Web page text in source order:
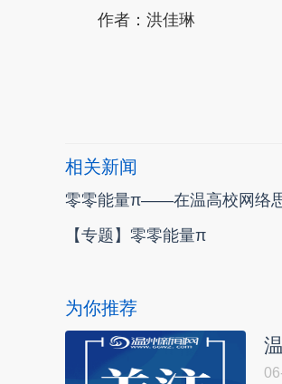
作者： 洪佳琳
相关新闻
零零能量π——在温高校网络
【专题】零零能量π
为你推荐